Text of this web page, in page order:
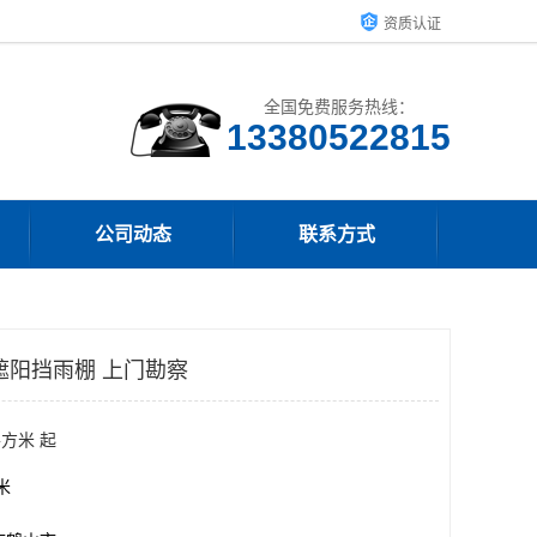
资质认证
全国免费服务热线：
13380522815
公司动态 联系方式
阳挡雨棚 上门勘察
米 起